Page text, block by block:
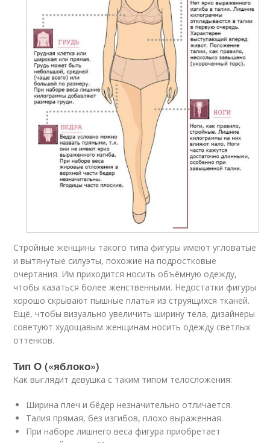
Стройные женщины такого типа фигуры имеют угловатые
и вытянутые силуэты, похожие на подростковые
очертания. Им приходится носить объёмную одежду,
чтобы казаться более женственными. Недостатки фигуры
хорошо скрывают пышные платья из струящихся тканей.
Ещё, чтобы визуально увеличить ширину тела, дизайнеры
советуют худощавым женщинам носить одежду светлых
оттенков.
Тип О («яблоко»)
Как выглядит девушка с таким типом телосложения:
Ширина плеч и бёдер незначительно отличается.
Талия прямая, без изгибов, плохо выраженная.
При наборе лишнего веса фигура приобретает